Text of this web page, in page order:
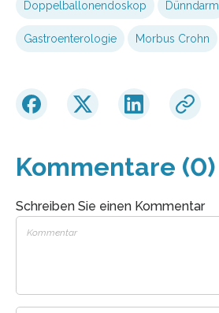
Doppelballonendoskop Dünndarm
Gastroenterologie Morbus Crohn
Kommentare (0)
Schreiben Sie einen Kommentar